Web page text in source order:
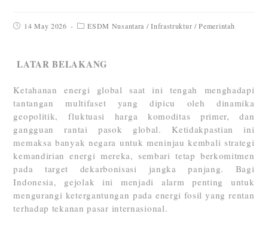
14 May 2026 ESDM Nusantara /Infrastruktur /Pemerintah
LATAR BELAKANG
Ketahanan energi global saat ini tengah menghadapi
tantangan multifaset yang dipicu oleh dinamika
geopolitik, fluktuasi harga komoditas primer, dan
gangguan rantai pasok global. Ketidakpastian ini
memaksa banyak negara untuk meninjau kembali strategi
kemandirian energi mereka, sembari tetap berkomitmen
pada target dekarbonisasi jangka panjang. Bagi
Indonesia, gejolak ini menjadi alarm penting untuk
mengurangi ketergantungan pada energi fosil yang rentan
terhadap tekanan pasar internasional.